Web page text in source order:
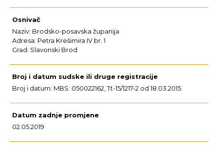
Osnivač
Naziv: Brodsko-posavska županija
Adresa: Petra Krešimira IV br. 1
Grad: Slavonski Brod
Broj i datum sudske ili druge registracije
Broj i datum: MBS: 050022162, Tt-15/1217-2 od 18.03.2015.
Datum zadnje promjene
02.05.2019